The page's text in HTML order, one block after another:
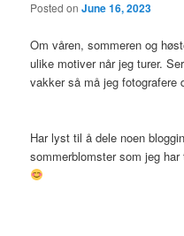
Posted onJune 16, 2023
Om våren, sommeren og
ulike motiver når jeg turer.
vakker så må jeg fotografere
Har lyst til å dele noen
sommerblomster som jeg